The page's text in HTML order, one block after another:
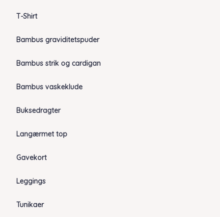
T-Shirt
Bambus graviditetspuder
Bambus strik og cardigan
Bambus vaskeklude
Buksedragter
Langærmet top
Gavekort
Leggings
Tunikaer